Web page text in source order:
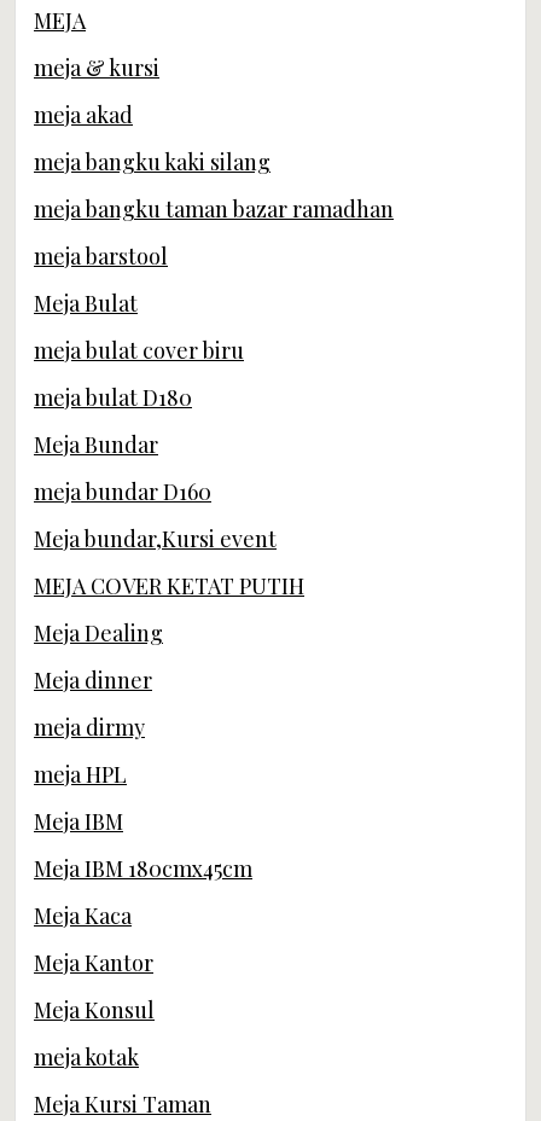
MEJA
meja & kursi
meja akad
meja bangku kaki silang
meja bangku taman bazar ramadhan
meja barstool
Meja Bulat
meja bulat cover biru
meja bulat D180
Meja Bundar
meja bundar D160
Meja bundar,Kursi event
MEJA COVER KETAT PUTIH
Meja Dealing
Meja dinner
meja dirmy
meja HPL
Meja IBM
Meja IBM 180cmx45cm
Meja Kaca
Meja Kantor
Meja Konsul
meja kotak
Meja Kursi Taman